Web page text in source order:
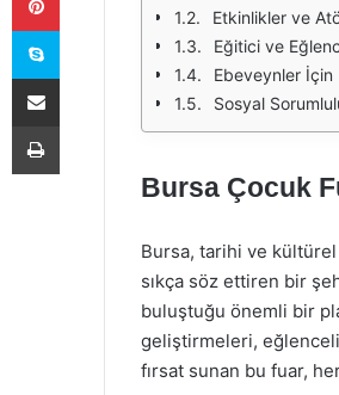
Etkinlikler ve
Eğitici ve
Ebeveynler İçin
Sosyal
Bursa Çocuk
Bursa, tarihi ve
sıkça söz ettiren bir
buluştuğu önemli bir
geliştirmeleri,
fırsat sunan bu fuar,
Skype
E-Posta ile paylaş